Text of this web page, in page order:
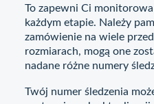
To zapewni Ci
każdym etapie. Należy
zamówienie na wiele
rozmiarach, mogą one
nadane różne numery
Twój numer śledzenia